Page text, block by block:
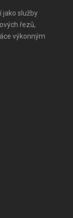
jako služby
řezů,
výkonným